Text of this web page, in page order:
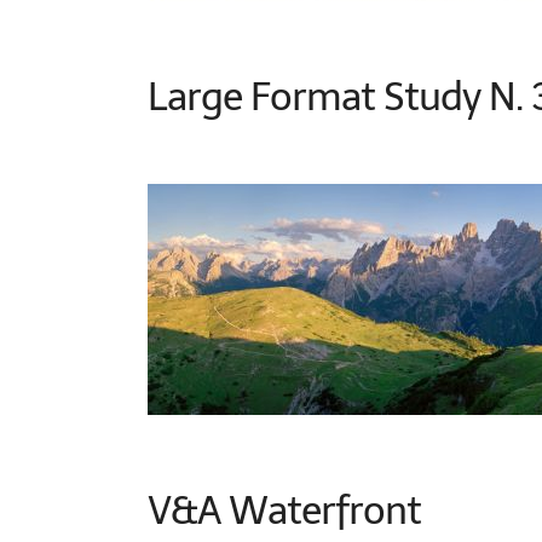
Large Format Study N.
V&A Waterfront